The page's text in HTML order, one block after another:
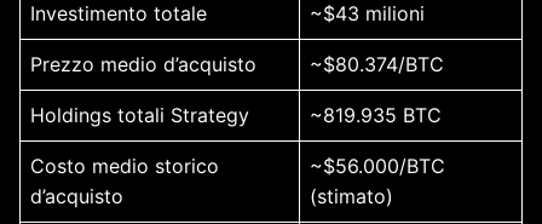
Investimento totale ~$43 milioni
Prezzo medio d’acquisto ~$80.374/BTC
Holdings totali Strategy ~819.935 BTC
Costo medio storico
d’acquisto
~$56.000/BTC
(stimato)